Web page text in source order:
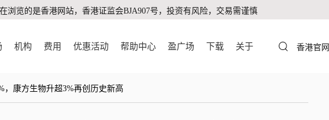
浏览的是香港网站，香港证监会BJA907号，投资有风险，交易需谨慎
机构 费用 优惠活动 帮助中心 盈广场 下载 关于 香港官网
，康方生物升超3%再创历史新高